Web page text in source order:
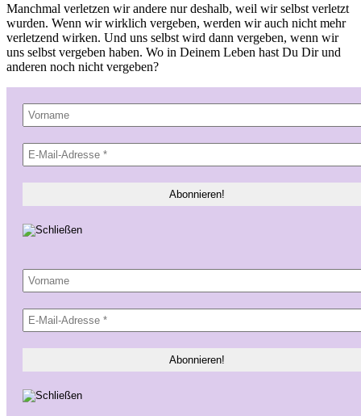
Manchmal verletzen wir andere nur deshalb, weil wir selbst verletzt
wurden. Wenn wir wirklich vergeben, werden wir auch nicht mehr
verletzend wirken. Und uns selbst wird dann vergeben, wenn wir
uns selbst vergeben haben. Wo in Deinem Leben hast Du Dir und
anderen noch nicht vergeben?